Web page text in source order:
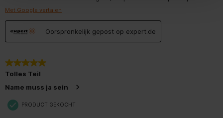
Met Google vertalen
Oorspronkelijk gepost op expert.de
5 van 5 sterren.
Tolles Teil
Name muss ja sein
PRODUCT GEKOCHT